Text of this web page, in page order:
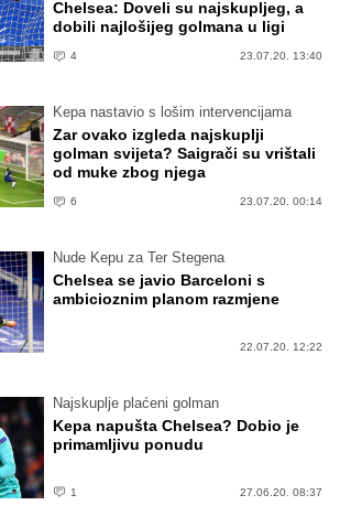
Chelsea: Doveli su najskupljeg, a
dobili najlošijeg golmana u ligi
4 23.07.20. 13:40
Kepa nastavio s lošim intervencijama
Zar ovako izgleda najskuplji
golman svijeta? Saigrači su vrištali
od muke zbog njega
6 23.07.20. 00:14
Nude Kepu za Ter Stegena
Chelsea se javio Barceloni s
ambicioznim planom razmjene
22.07.20. 12:22
Najskuplje plaćeni golman
Kepa napušta Chelsea? Dobio je
primamljivu ponudu
1 27.06.20. 08:37